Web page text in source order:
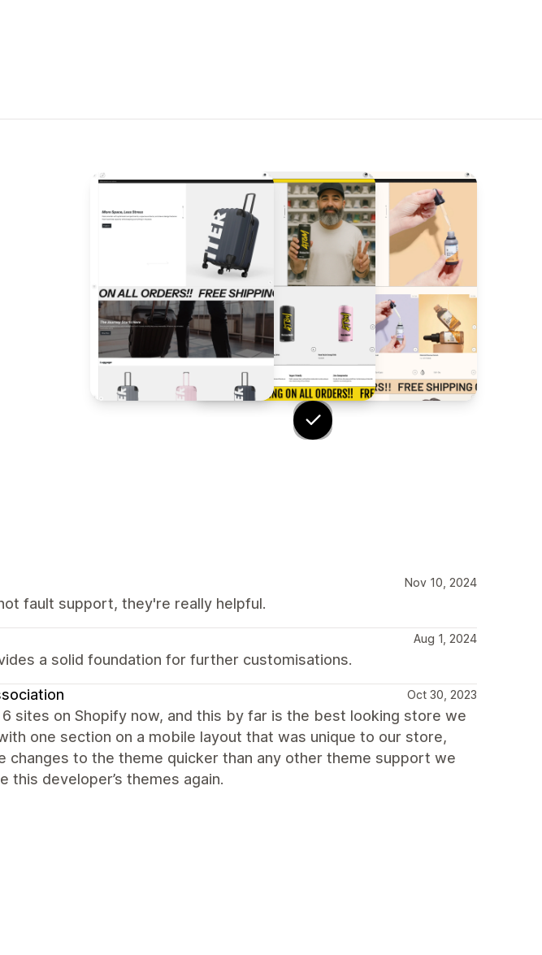
Nov 10, 2024
fault support, they're really helpful.
Aug 1, 2024
a solid foundation for further customisations.
Oct 30, 2023
sites on Shopify now, and this by far is the best looking store we
one section on a mobile layout that was unique to our store,
changes to the theme quicker than any other theme support we
this developer’s themes again.